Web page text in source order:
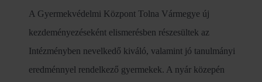
A Gyermekvédelmi Központ Tolna Vármegye új
kezdeményezéseként elismerésben részesültek az
Intézményben nevelkedő kiváló, valamint jó tanulmányi
eredménnyel rendelkező gyermekek. A nyár közepén